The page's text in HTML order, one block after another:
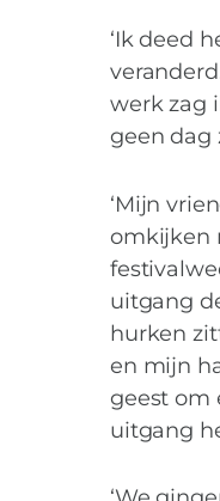
‘Ik deed
werk zag
geen dag
‘Mijn
omkijken
uitgang
hurken
en mijn
geest om
uitgang